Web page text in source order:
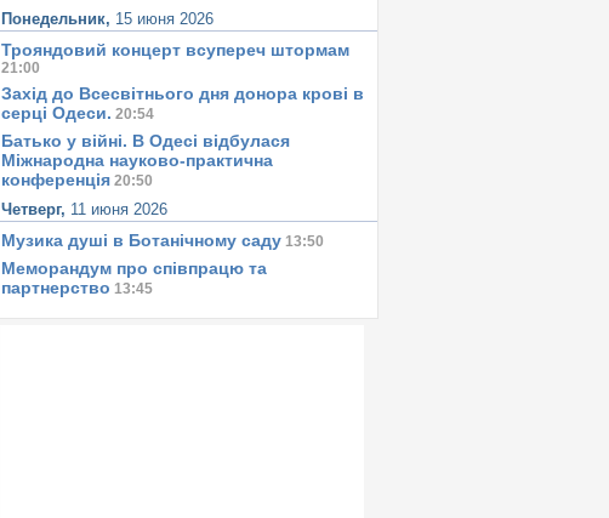
Понедельник, 15 июня 2026
Трояндовий концерт всупереч штормам
21:00
Захід до Всесвітнього дня донора крові в
серці Одеси. 20:54
Батько у вiйнi. В Одесi вiдбулася
Міжнародна науково-практична
конференція 20:50
Четверг, 11 июня 2026
Музика душi в Ботанiчному саду 13:50
Меморандум про співпрацю та
партнерство 13:45